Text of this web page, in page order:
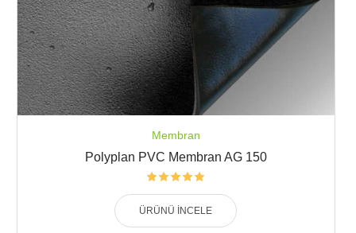
Membran
Polyplan PVC Membran AG 150
ÜRÜNÜ İNCELE